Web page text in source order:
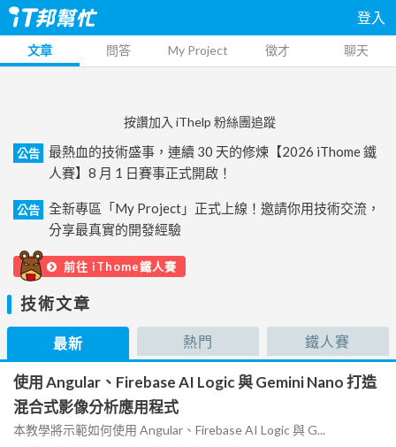
登入
文章 問答 My Project 徵才 聊天
按讚加入 iThelp 粉絲團追蹤
公告
最熱血的技術盛事，連續 30 天的修煉【2026 iThome 鐵
人賽】8 月 1 日賽事正式開啟！
公告
全新專區「My Project」正式上線！邀請你用技術交流，
分享最真實的開發經驗
前往 iThome鐵人賽
技術文章
最新 熱門 鐵人賽
使用 Angular、Firebase AI Logic 與 Gemini Nano 打造
混合式影像分析應用程式
本教學將示範如何使用 Angular、Firebase AI Logic 與 G...